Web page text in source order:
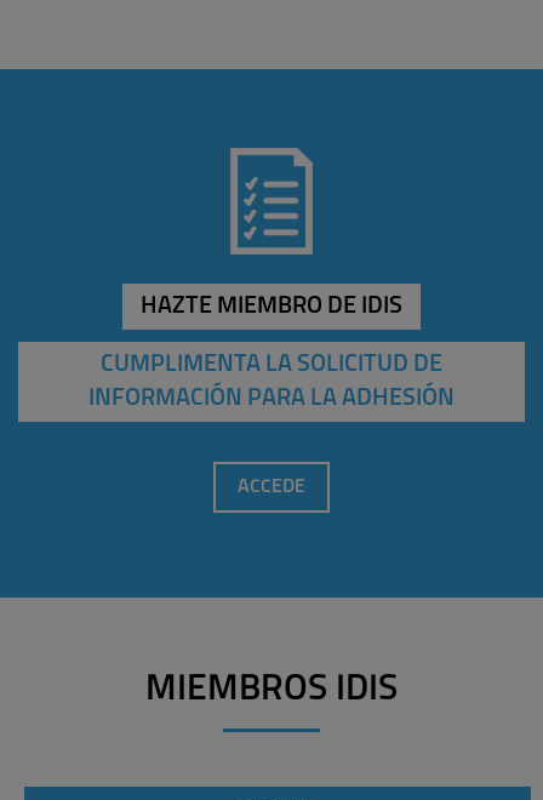
HAZTE MIEMBRO DE IDIS
CUMPLIMENTA LA SOLICITUD DE
INFORMACIÓN PARA LA ADHESIÓN
ACCEDE
MIEMBROS IDIS